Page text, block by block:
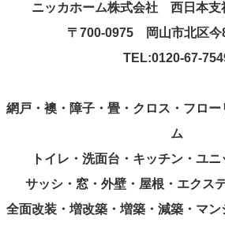
ニッカホーム株式会社 西日本
〒 700-0975 岡山市北区今
TEL:0120-67-
網戸・襖・障子・畳・クロス・フロ
ム
トイレ・洗面台・キッチン・ユ
サッシ・窓・外壁・屋根・エクス
全面改装・増改築・増築・減築・マ